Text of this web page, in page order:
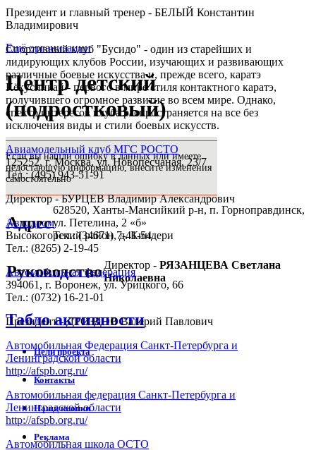
Президент и главный тренер - БЕЛЫЙ Константин
Владимирович
Спортивный клуб "Бусидо" - один из старейших и
лидирующих клубов России, изучающих и развивающих
различные боевые искусства и, прежде всего, каратэ
Кёкусинкай - первого в мире стиля контактного каратэ,
получившего огромное развитие во всем мире. Однако,
спектр интересов клуба распространяется на все без
исключения виды и стили боевых искусств.
Авиамодельный клуб МГС РОСТО
125252, г. Москва, ул. Новопесчаная, 23/7
Тел.: (495) 943-51-91
Директор - БУРЦЕВ Владимир Александрович
Автодром
Высокогорский район, д. Киндери
Тел.: (8265) 2-19-45
Автомобильная федерация
394061, г. Воронеж, ул. Урицкого, 66
Тел.: (0732) 16-21-01
Президент - ДРОЗДОВ Валерий Павлович
Автомобильная Федерация Санкт-Петербурга и
Ленинградской области
http://afspb.org.ru/
Автомобильная федерация Санкт-Петербурга и
Ленинградской области
http://afspb.org.ru/
Автомобильная школа ОСТО
Ещё организации
Центр детский
(подростковый)
Если вы нашли ошибку в данных или имеете
недостающую информацию, внесите изменения
самостоятельно
Адрес
628520, Ханты-Мансийкий р-н, п. Горноправдинск,
ул. Петелина, 2 «б»
Тел.: (34671) 7-41-54
РуководствоДиректор - РЯЗАНЦЕВА Светлана
Николаевна
Табло активности
Цели проекта
Контакты
Наши кнопки
Реклама